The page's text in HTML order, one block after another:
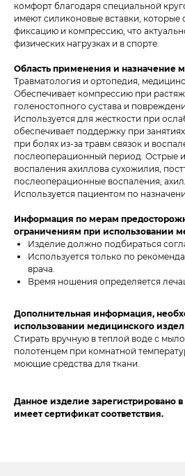
комфорт благодаря специальной
имеют силиконовые вставки,
фиксацию и компрессию, что
физических нагрузках и в спорте.
Область применения и назначение
Травматология и ортопедия,
Обеспечивает компрессию при
голеностопного сустава и
Используется для жесткости при
обеспечивает поддержку при
при болях из-за травм связок и
послеоперационный период. Острые
воспаления ахиллова сухожилия,
послеоперационные воспаления,
Используется пациентом по
Информация по мерам
ограничениям при использовании
Изделие должно подбираться
Используется только по
врача.
Время ношения определяется
Дополнительная информация,
использовании медицинского
Стирать вручную в теплой воде с
полотенцем при комнатной
моющие средства для ткани.
Данное изделие зарегистрировано
имеет сертификат соответствия.